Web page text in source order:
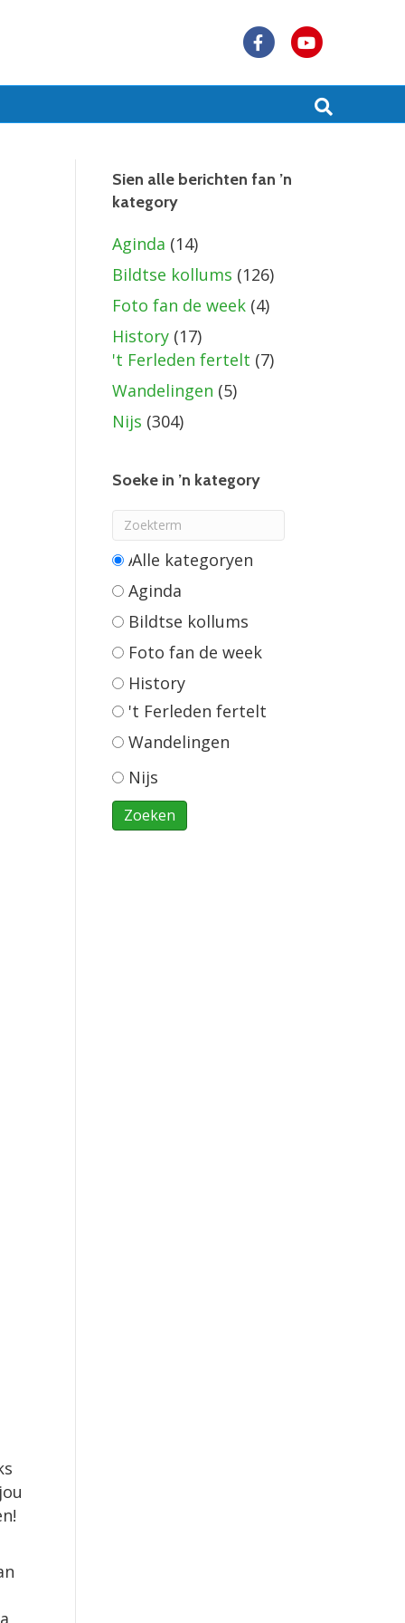
b
u
Sien alle berichten fan ’n
kategory
Aginda (14)
Bildtse kollums (126)
Foto fan de week(4)
History(17)
't Ferleden fertelt (7)
Wandelingen (5)
Nijs (304)
Soeke in ’n kategory
Alle categorieën
Aginda
Bildtse kollums
Foto fan de week
History
't Ferleden fertelt
Wandelingen
Nijs